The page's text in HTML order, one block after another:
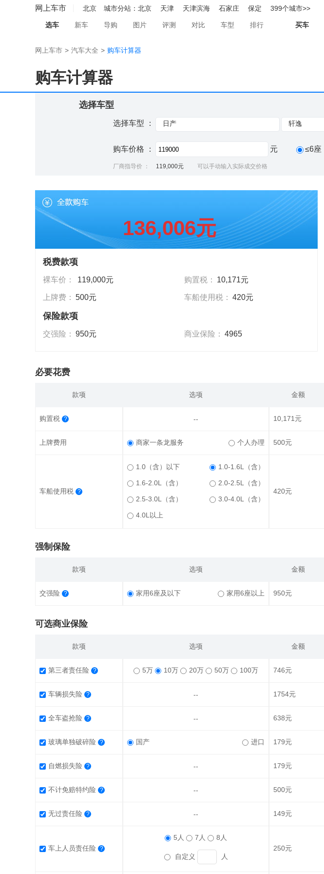
网上车市 北京 城市分站： 北京 天津 天津滨海 石家庄 保定 399个城市>>
选车 新车 导购 图片 评测 对比 车型 排行 买车
网上车市 > 汽车大全 > 购车计算器
购车计算器
选择车型
选择车型 ： 日产 轩逸
购车价格 ： 元 ≤6座
厂商指导价 ： 119,000元 可以手动输入实际成交价格
136,006元
税费款项
裸车价： 119,000元 购置税： 10,171元
上牌费： 500元 车船使用税： 420元
保险款项
交强险： 950元 商业保险： 4965
必要花费
款项 选项 金额
购置税 ? -- 10,171元
上牌费用 商家一条龙服务 个人办理 500元
车船使用税 ?
1.0（含）以下 1.0-1.6L（含）
1.6-2.0L（含） 2.0-2.5L（含）
2.5-3.0L（含） 3.0-4.0L（含）
4.0L以上
420元
强制保险
款项 选项 金额
交强险 ? 家用6座及以下 家用6座以上 950元
可选商业保险
款项 选项 金额
第三者责任险 ? 5万 10万 20万 50万 100万 746元
车辆损失险 ? -- 1754元
全车盗抢险 ? -- 638元
玻璃单独破碎险 ? 国产 进口 179元
自燃损失险 ? -- 179元
不计免赔特约险 ? -- 500元
无过责任险 ? -- 149元
车上人员责任险 ?
5人 7人 8人
自定义 人
250元